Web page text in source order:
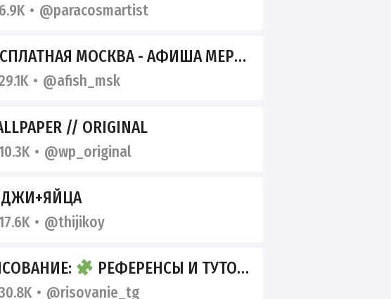
6.9K @paracosmartist
МОСКВА - АФИША МЕРОПРИЯТИЙ
@afish_msk
// ORIGINAL
@wp_original
@thijikoy
РЕФЕРЕНСЫ И ТУТОРИАЛЫ
@risovanie_tg